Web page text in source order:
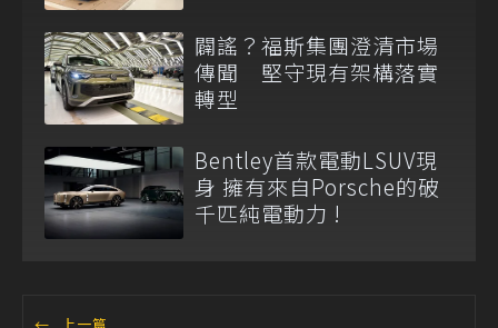
闢謠？福斯集團澄清市場
傳聞 堅守現有架構落實
轉型
Bentley首款電動LSUV現
身 擁有來自Porsche的破
千匹純電動力 !